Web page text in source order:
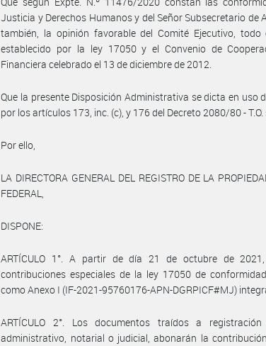
Justicia y Derechos Humanos y del Señor Subsecretario de
también, la opinión favorable del Comité Ejecutivo, todo
establecido por la ley 17050 y el Convenio de
Financiera celebrado el 13 de diciembre de 2012.
Que la presente Disposición Administrativa se dicta en uso
por los artículos 173, inc. (c), y 176 del Decreto 2080/80 -
Por ello,
LA DIRECTORA GENERAL DEL REGISTRO DE LA
FEDERAL,
DISPONE:
ARTÍCULO 1°. A partir de día 21 de octubre de
contribuciones especiales de la ley 17050 de
como Anexo I (IF-2021-95760176-APN-DGRPICF#MJ)
ARTÍCULO 2°. Los documentos traídos a
administrativo, notarial o judicial, abonarán la